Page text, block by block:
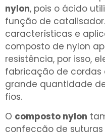
nylon, pois o ácido
função de
características e
composto de nylon
resistência, por isso,
fabricação de cordas
grande quantidade
fios.
O composto nylon
confecção de